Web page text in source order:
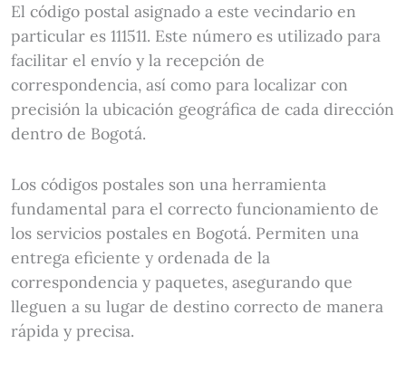
El código postal asignado a este vecindario en
particular es 111511. Este número es utilizado para
facilitar el envío y la recepción de
correspondencia, así como para localizar con
precisión la ubicación geográfica de cada dirección
dentro de Bogotá.
Los códigos postales son una herramienta
fundamental para el correcto funcionamiento de
los servicios postales en Bogotá. Permiten una
entrega eficiente y ordenada de la
correspondencia y paquetes, asegurando que
lleguen a su lugar de destino correcto de manera
rápida y precisa.